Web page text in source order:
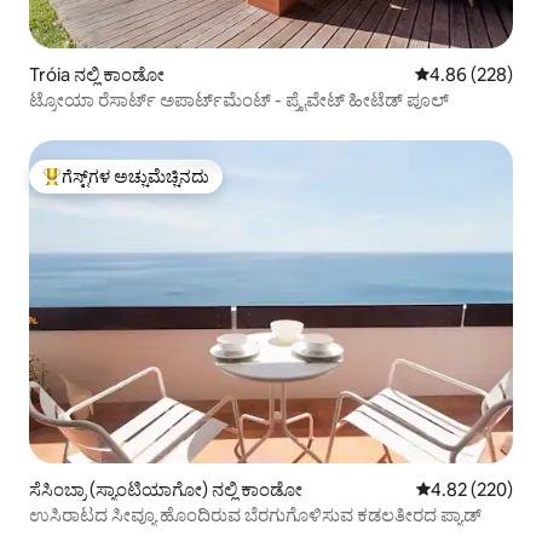
Tróia ನಲ್ಲಿ ಕಾಂಡೋ 5 ರಲ್ಲಿ 4.86
4.86 (228)
ಟ್ರೋಯಾ ರೆಸಾರ್ಟ್ ಅಪಾರ್ಟ್‌ಮೆಂಟ್ - ಪ್ರೈವೇಟ್ ಹೀಟೆಡ್ ಪೂಲ್
ಗೆಸ್ಟ್‌ಗಳಿಗೆ ಅತಿ ಹೆಚ್ಚು ಅಚ್ಚುಮೆಚ್ಚಿನದು
ಗೆಸ್ಟ್‌ಗಳ ಅಚ್ಚುಮೆಚ್ಚಿನದು
ಸೆಸಿಂಬ್ರಾ (ಸ್ಯಾಂಟಿಯಾಗೋ) ನಲ್ಲಿ ಕಾಂಡೋ 5 ರಲ್ಲಿ 4.82
4.82 (220)
ಉಸಿರಾಟದ ಸೀವ್ಯೂ ಹೊಂದಿರುವ ಬೆರಗುಗೊಳಿಸುವ ಕಡಲತೀರದ ಪ್ಯಾಡ್